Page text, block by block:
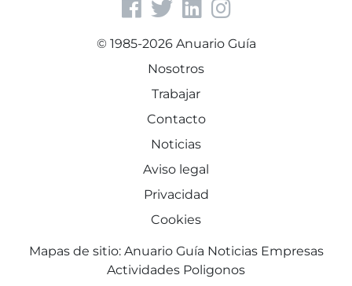
© 1985-2026 Anuario Guía
Nosotros
Trabajar
Contacto
Noticias
Aviso legal
Privacidad
Cookies
Mapas de sitio: Anuario Guía Noticias Empresas
Actividades Poligonos